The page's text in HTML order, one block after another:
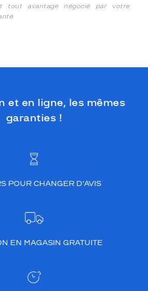
tout avantage négocié par votre
et en ligne, les mêmes
garanties !
POUR CHANGER D’AVIS
EN MAGASIN GRATUITE